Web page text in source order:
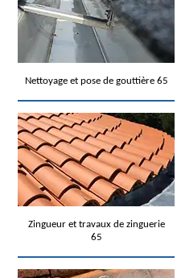
Nettoyage et pose de gouttière 65
Zingueur et travaux de zinguerie
65